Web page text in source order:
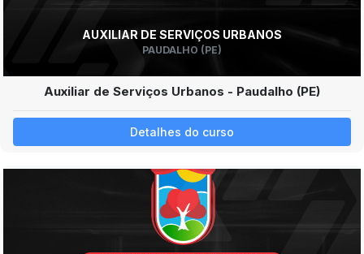
AUXILIAR DE SERVIÇOS URBANOS
PAUDALHO (PE)
Auxiliar de Serviços Urbanos - Paudalho (PE)
Detalhes do curso